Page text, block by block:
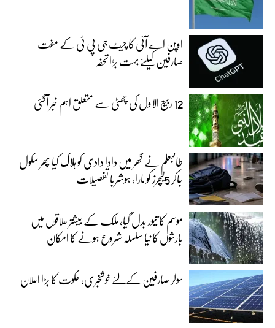
اوپن اے آئی کا چیٹ جی پی ٹی کے مفت
صارفین کیلئے بہت بڑا تحفہ
12 ربیع الاول کی چھٹی سے متعلق اہم خبر آگئی
طالبعلم نے گھر میں دادا دادی کو ہلاک کیا پھر سکول
جاکر 5ٹیچرز کو مارا، ہوشربا تفصیلات
موسم کا تیور بدل گیا، ملک کے بیشتر علاقوں میں
بارشوں کا نیا سلسلہ شروع ہونے کا امکان
سولر صارفین کےلئے خوشخبری، حکوت کا بڑا اعلان